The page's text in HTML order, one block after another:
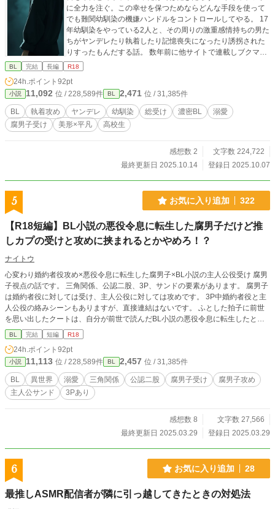
に全力を注ぐ。この幸せを保つためならどんな手段を使って
でも難関幼馴染の機嫌ハンドルをコントロールしてやる。 17
年幼馴染をやっている2人と、その周りの激重感情持ちの男た
ちがヤンデレたり執着したり記憶喪失になったり誘拐された
りすったもんだする話。 数年前に他サイトで連載しブクマ20
00↑、シリーズ総数ブクマ10000↑を頂いた話を題名を変え加
BL 完結 長編 R18
24h.ポイント 92pt
小説 11,092 位 / 228,589件 BL 2,471 位 / 31,385件
BL 執着攻め ヤンデレ 幼馴染 総受け 濃密BL
溺愛
腐男子受け
美形×平凡 高校生
感想数 2
文字数 224,722
最終更新日 2025.10.14
登録日 2025.10.07
5 お気に入り追加 322
【R18短編】BL小説の悪役令息に転生した腐男子だけど推
しカプの受けと攻めに挟まれるとかやめろ！？
ナイトウ
心変わり婚約者役攻め×悪役令息に転生した腐男子×BL小説の主人公役受け 腐男
子視点の話です。 三角関係、公認二股、3P、サンドの要素があります。 腐男子
は婚約者役に対しては受け、主人公役に対しては攻めです。 3P中婚約者役と主
人公役の絡みシーンもありますが、直接連結はないです。 ふとした拍子に前世
を思い出したクートは、自分が前世で読んだBL小説の悪役令息に転生したと気
付く。 小説のシナリオでは、大人になったらクートの婚約者である第3王子のセ
ブは小説の主人公であるルロットと宮廷で出会い恋に落ちる。 それを知ったク
ートはルロットに嫌がらせをするが、実は彼は身分を隠した大国の若き王で、ク
ートは婚約破棄された上に王の暗殺未遂を断罪されて生涯幽閉されてしまうの
だ。 それを思い出した腐男子のクートは、幸い死ぬわけじゃないし一生外に出
れないくらいなんてことないなと理想の受けちゃんとイケメンの攻めのカップル
を見守る日を楽しみに月日を過ごす。 しかし大人になってみれば、小説と違っ
BL 完結 短編 R18
24h.ポイント 92pt
小説 11,113 位 / 228,589件 BL 2,457 位 / 31,385件
BL 異世界 溺愛 三角関係 公認二股 腐男子受け
腐男子攻め
主人公サンド
3Pあり
感想数 8
文字数 27,566
最終更新日 2025.03.29
登録日 2025.03.29
6 お気に入り追加 28
最推しASMR配信者が隣に引っ越してきたときの対処法